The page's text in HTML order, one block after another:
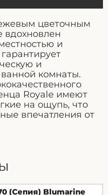
цветочным
вдохновлен
и
и
комнаты.
Royale имеют
на ощупь, что
впечатления от
(Сепия) Blumarine